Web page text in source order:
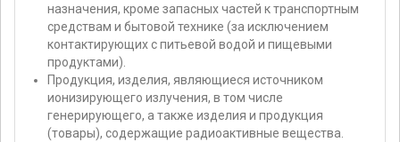
назначения, кроме запасных частей к транспортным
средствам и бытовой технике (за исключением
контактирующих с питьевой водой и пищевыми
продуктами).
Продукция, изделия, являющиеся источником
ионизирующего излучения, в том числе
генерирующего, а также изделия и продукция
(товары), содержащие радиоактивные вещества.